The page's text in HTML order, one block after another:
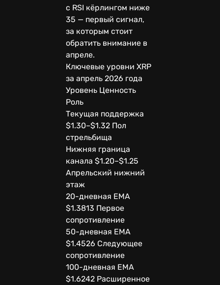
с RSI кёрлингом ниже
35 — первый сигнал,
за которым стоит
обратить внимание в
апреле.
Ключевые уровни XRP
за апрель 2026 года
Уровень Ценность
Роль
Текущая поддержка
$1.30–$1.32 Пол
стрельбища
Нижняя граница
канала $1.20–$1.25
Апрельский нижний
этаж
20-дневная EMA
$1.3813 Первое
сопротивление
50-дневная EMA
$1.4526 Следующее
сопротивление
100-дневная EMA
$1.6242 Расширенное